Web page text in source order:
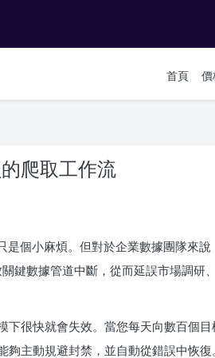
首頁
爬取工作流
個小麻煩。但對於企業數據團隊來說
鍵數據管道中斷，從而延誤市場調研
很快就會失效。當您每天向數百個
主動規避封禁，並自動從錯誤中恢復。